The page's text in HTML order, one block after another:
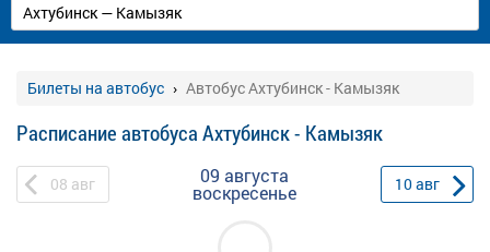
Билеты на автобус Автобус Ахтубинск - Камызяк
Расписание автобуса Ахтубинск - Камызяк
08 авг 09 августа
воскресенье 10авг